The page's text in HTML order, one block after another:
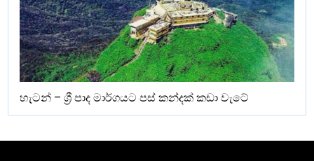
හැටන් – ශ්‍රී පාද මාර්ගයට පස් කන්දක් කඩා වැටේ